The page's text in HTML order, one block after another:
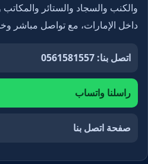
والكنب والسجاد والستائر والمكاتب
داخل الإمارات، مع تواصل مباشر
اتصل بنا: 0561581557
راسلنا واتساب
صفحة اتصل بنا